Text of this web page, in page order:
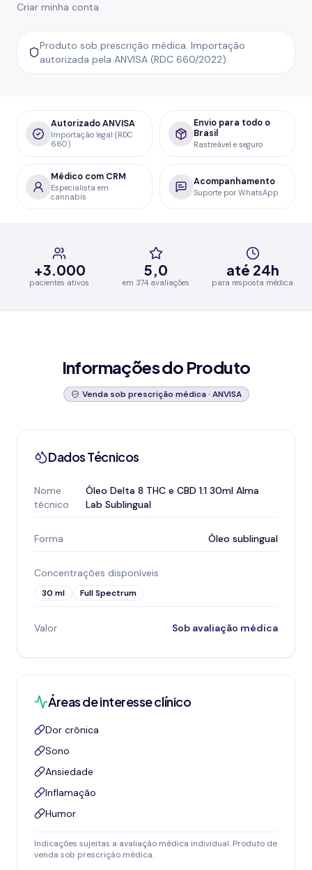
Criar minha conta
Produto sob prescrição médica. Importação
autorizada pela ANVISA (RDC 660/2022).
Autorizado ANVISA
Importação legal (RDC
660)
Envio para todo o
Brasil
Rastreável e seguro
Médico com CRM
Especialista em
cannabis
Acompanhamento
Suporte por WhatsApp
+3.000
pacientes ativos
5,0
em 374 avaliações
até 24h
para resposta médica
Informações do Produto
Venda sob prescrição médica · ANVISA
Dados Técnicos
Nome
técnico
Óleo Delta 8 THC e CBD 1:1 30ml Alma
Lab Sublingual
Forma Óleo sublingual
Concentrações disponíveis
30 ml Full Spectrum
Valor Sob avaliação médica
Áreas de interesse clínico
Dor crônica
Sono
Ansiedade
Inflamação
Humor
Indicações sujeitas a avaliação médica individual. Produto de
venda sob prescrição médica.